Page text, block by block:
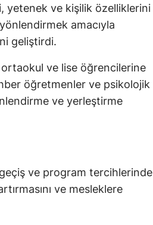
yetenek ve kişilik özelliklerini
amacıyla
geliştirdi.
ve lise öğrencilerine
öğretmenler ve psikolojik
ve yerleştirme
ve program tercihlerinde
ve mesleklere